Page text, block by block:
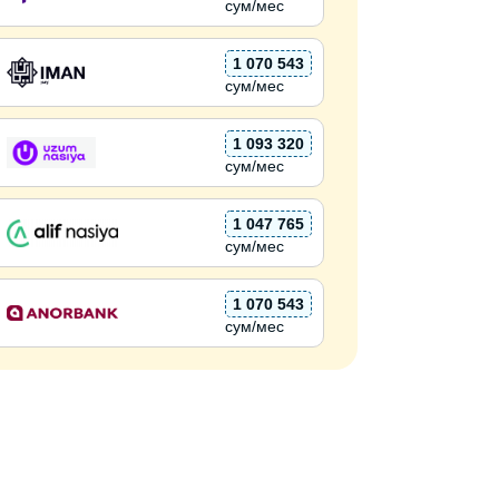
сум/мес
1 070 543
сум/мес
1 093 320
сум/мес
1 047 765
сум/мес
1 070 543
сум/мес